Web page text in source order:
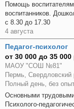
Помощь
воспитанников.
с 8.30 до 17.30
4 августа
Педагог-психолог
от 30 000 до 35 000
МАОУ "СОШ №81"
Пермь, Свердловский
Полный день, без
Основными
Психолого-